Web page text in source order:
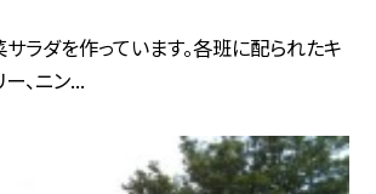
ラダを作っています。各班に配られたキ
、ニン...